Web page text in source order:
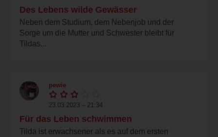
Des Lebens wilde Gewässer
Neben dem Studium, dem Nebenjob und der
Sorge um die Mutter und Schwester bleibt für
Tildas...
pewie
23.03.2023 – 21:34
Für das Leben schwimmen
Tilda ist erwachsener als es auf dem ersten